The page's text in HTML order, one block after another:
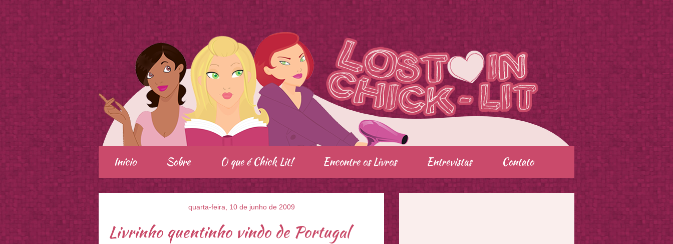
.
Início Sobre O que é Chick Lit! Encontre os Livros Entrevistas Contato
quarta-feira, 10 de junho de 2009
Livrinho quentinho vindo de Portugal